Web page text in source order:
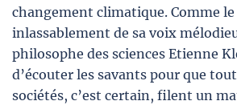
changement climatique. Comme le
inlassablement de sa voix
philosophe des sciences Etienne
d’écouter les savants pour que
sociétés, c’est certain, filent un